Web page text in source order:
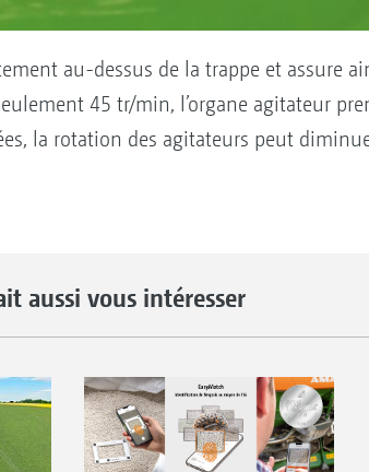
au-dessus de la trappe et assure
45 tr/min, l’organe agitateur
la rotation des agitateurs peut
aussi vous intéresser